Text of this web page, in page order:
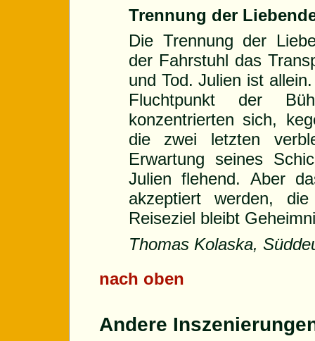
Trennung der
Die Trennung der
der Fahrstuhl das
und Tod. Julien ist
Fluchtpunkt der
konzentrierten sich,
die zwei letzten
Erwartung seines
Julien flehend. Aber
akzeptiert werden,
Reiseziel bleibt
Thomas Kolaska,
nach oben
Andere